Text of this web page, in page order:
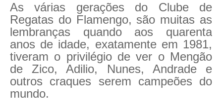
As várias gerações do Clube de
Regatas do Flamengo, são muitas as
lembranças quando aos quarenta
anos de idade, exatamente em 1981,
tiveram o privilégio de ver o Mengão
de Zico, Adilio, Nunes, Andrade e
outros craques serem campeões do
mundo.